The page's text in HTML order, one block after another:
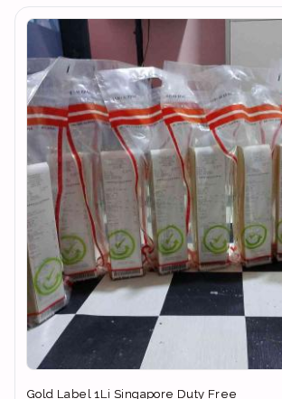
Gold Label 1Li Singapore Duty Free